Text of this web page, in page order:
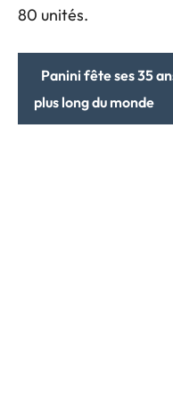
80 unités.
Panini fête ses 35
plus long du monde